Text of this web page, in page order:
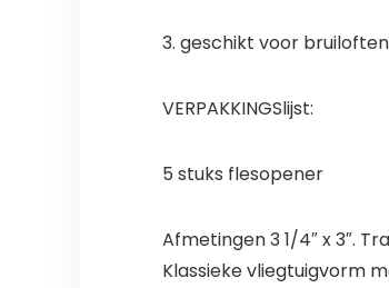
3. geschikt voor
VERPAKKINGSlijst:
5 stuks flesopener
Afmetingen 3 1/4″ x 3″.
Klassieke vliegtuigvorm